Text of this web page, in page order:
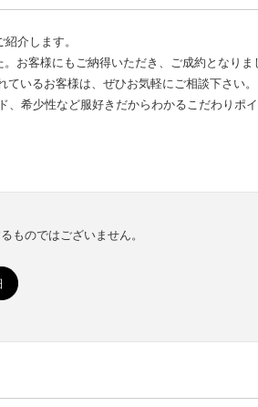
介します。
お客様にもご納得いただき、ご成約となりま
いるお客様は、ぜひお気軽にご相談下さい。
希少性など服好きだからわかるこだわりポ
ものではございません。